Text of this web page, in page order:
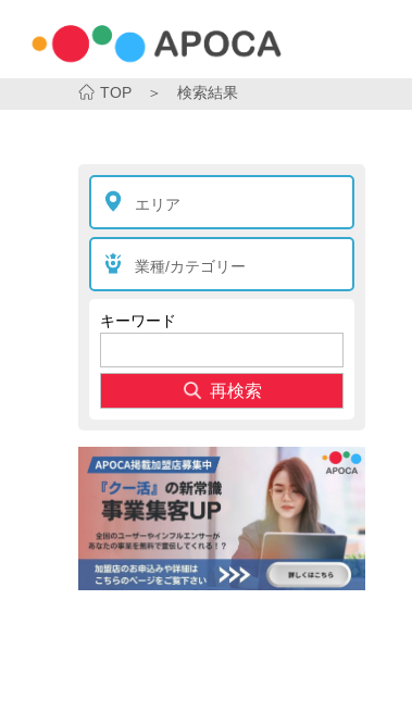
TOP ＞ 検索結果
エリア
業種/カテゴリー
キーワード
再検索